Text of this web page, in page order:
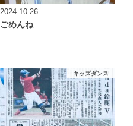
2024.10.26
ごめんね
キッズダンス